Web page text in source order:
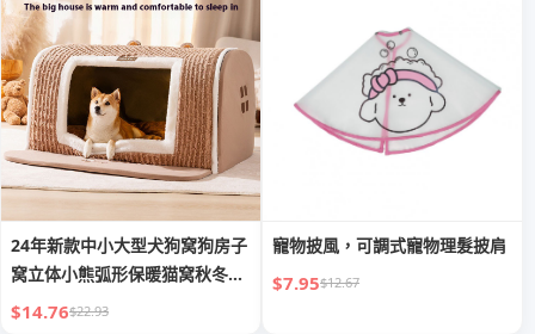
24年新款中小大型犬狗窝狗房子
窝立体小熊弧形保暖猫窝秋冬宠
物窝
$14.76$22.93
寵物披風，可調式寵物理髮披肩
$7.95$12.67